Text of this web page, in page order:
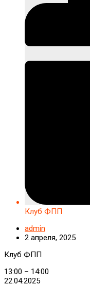
Клуб ФПП
admin
2 апреля, 2025
Клуб ФПП
13:00 – 14:00
22.04.2025